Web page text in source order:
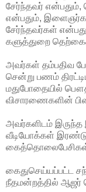
சேர்ந்தவர் என்பதும்,
என்பதும்,
சேர்ந்தவர்கள்
களுத்துறை
அவர்கள் தம்பதிவ
சென்று பணம்
மதுபோதையில்
விசாரணைகளின்
அவர்களிடம்
வீடியோக்கள்
கைத்தொலைபேசிகள்
கைதுசெய்யப்பட்ட
நீதமன்றத்தில் ஆஜர்